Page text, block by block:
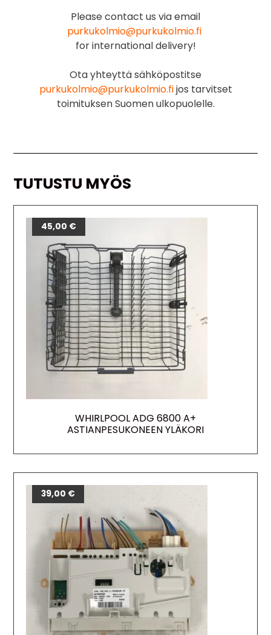
Please contact us via email
purkukolmio@purkukolmio.fi
for international delivery!
Ota yhteyttä sähköpostitse
purkukolmio@purkukolmio.fijos tarvitset
toimituksen Suomen ulkopuolelle.
TUTUSTU MYÖS
WHIRLPOOL ADG 6800 A+
ASTIANPESUKONEEN YLÄKORI
45,00 €
39,00 €